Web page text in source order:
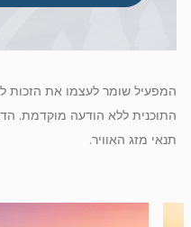
המפעיל שומר לעצמו את הזכות
התוכנית ללא הודעה מוקדמת.
תנאי מזג האוויר.